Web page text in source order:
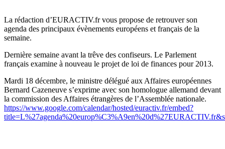
La rédaction d’EURACTIV.fr vous propose de retrouver son
agenda des principaux évènements européens et français de la
semaine.
Dernière semaine avant la trêve des confiseurs. Le Parlement
français examine à nouveau le projet de loi de finances pour 2013.
Mardi 18 décembre, le ministre délégué aux Affaires européennes
Bernard Cazeneuve s’exprime avec son homologue allemand devant
la commission des Affaires étrangères de l’Assemblée nationale.
https://www.google.com/calendar/hosted/euractiv.fr/embed?